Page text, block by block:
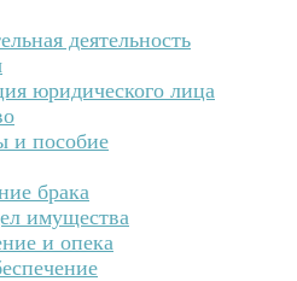
деятельность
юридического лица
и пособие
брака
имущества
и опека